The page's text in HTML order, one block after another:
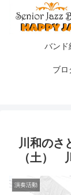
バンド
ブロ
川和のさ
（土）
演奏活動